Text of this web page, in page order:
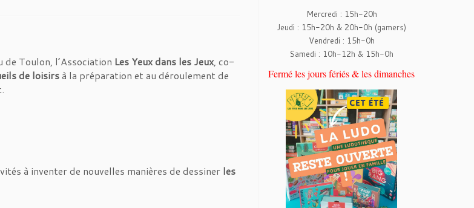
de Toulon, l’Association Les Yeux dans les Jeux, co-
de loisirsà la préparation et au déroulement de
à inventer de nouvelles manières de dessiner les
Mercredi : 15h-20h
Jeudi : 15h-20h & 20h-0h (gamers)
Vendredi : 15h-0h
Samedi : 10h-12h & 15h-0h
Fermé les jours fériés & les dimanches